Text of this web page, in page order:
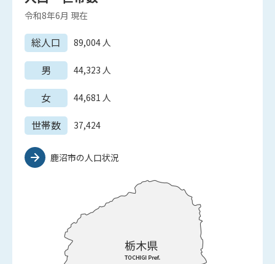
令和8年6月 現在
総人口 89,004人
男 44,323 人
女 44,681 人
世帯数 37,424
鹿沼市の人口状況